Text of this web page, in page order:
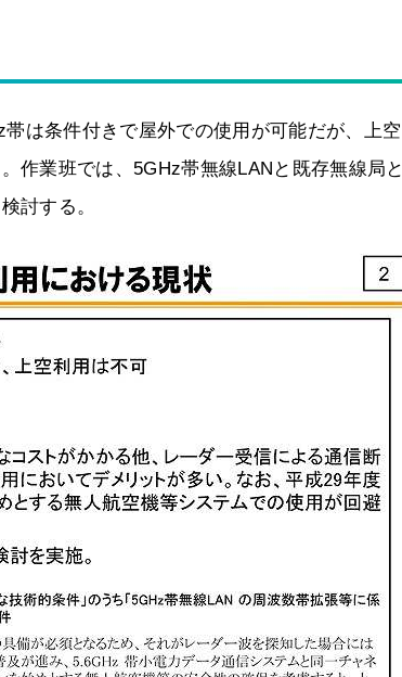
は条件付きで屋外での使用が可能だが、上空
作業班では、5GHz帯無線LANと既存無線局と
討する。